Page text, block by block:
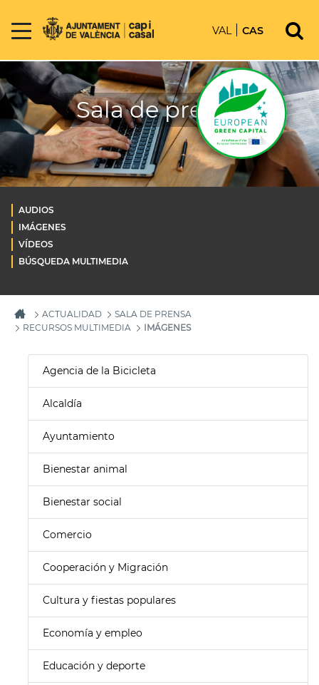
VAL CAS
Sala de prensa
AUDIOS
IMÁGENES
VÍDEOS
BÚSQUEDA MULTIMEDIA
ACTUALIDAD
SALA DE PRENSA
RECURSOS MULTIMEDIA
IMÁGENES
Agencia de la Bicicleta
Alcaldía
Ayuntamiento
Bienestar animal
Bienestar social
Comercio
Cooperación y Migración
Cultura y fiestas populares
Economía y empleo
Educación y deporte